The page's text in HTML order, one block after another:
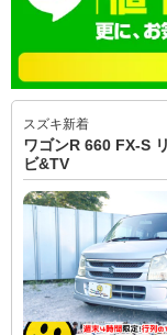
スズキ新着
ワゴンR 660 FX-S
ビ&TV